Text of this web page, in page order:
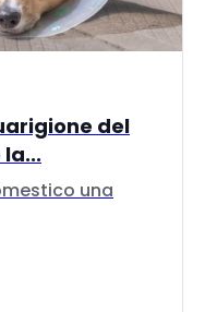
del
una